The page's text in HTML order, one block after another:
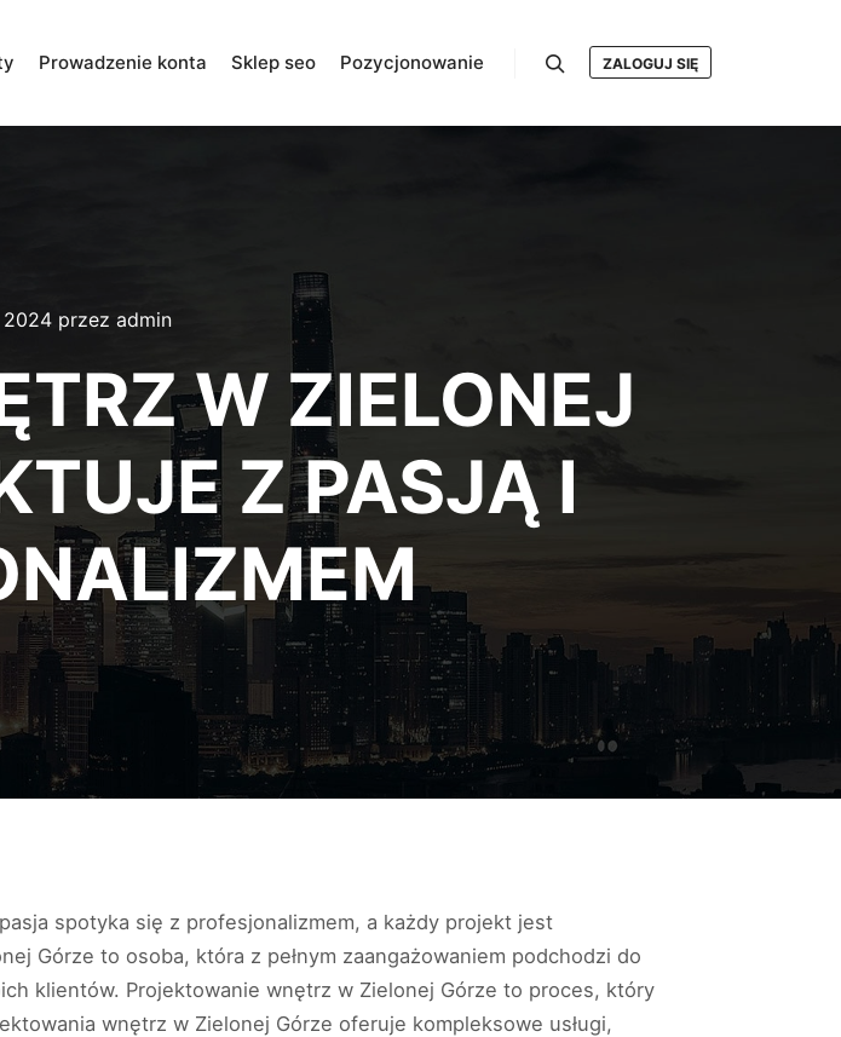
Prowadzenie konta Sklep seo Pozycjonowanie ZALOGUJ SIĘ
przez admin
W ZIELONEJ
Z PASJĄ I
spotyka się z profesjonalizmem, a każdy projekt jest
Górze to osoba, która z pełnym zaangażowaniem podchodzi do
klientów. Projektowanie wnętrz w Zielonej Górze to proces, który
wnętrz w Zielonej Górze oferuje kompleksowe usługi,